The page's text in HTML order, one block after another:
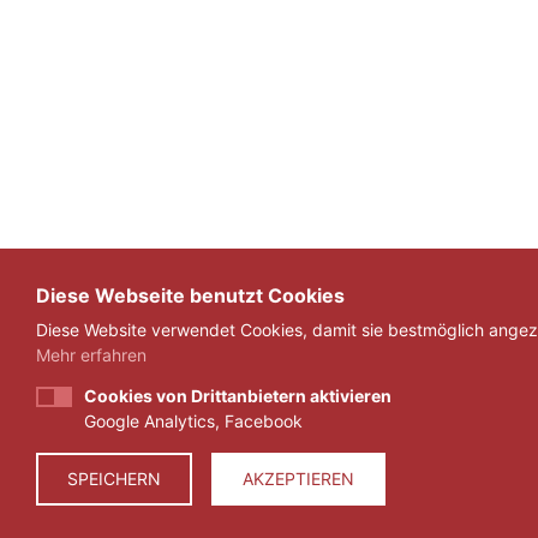
Diese Webseite benutzt Cookies
Diese Website verwendet Cookies, damit sie bestmöglich
Mehr erfahren
Cookies von Drittanbietern aktivieren
Google Analytics, Facebook
SPEICHERN AKZEPTIEREN